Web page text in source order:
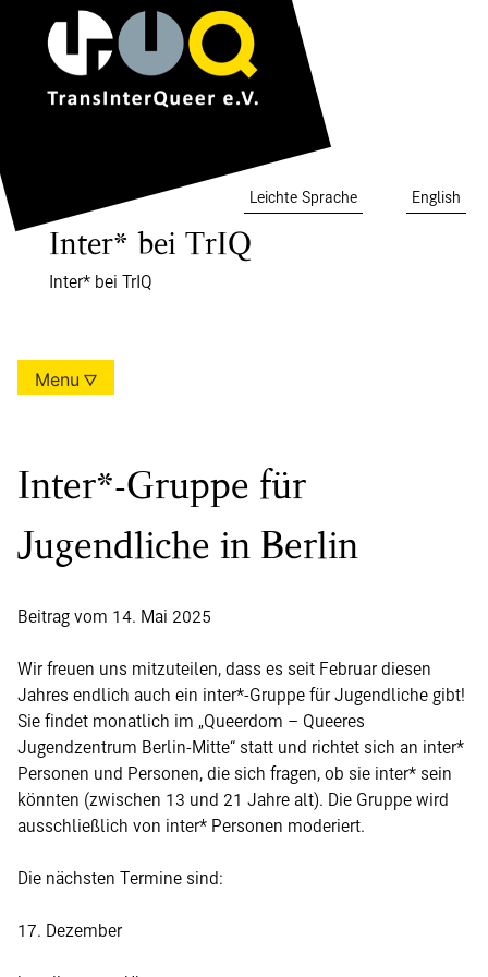
content
Inter* bei TrIQ
Inter* bei TrIQ
Leichte Sprache English
Menu
Inter*-Gruppe für
Jugendliche in Berlin
Beitrag vom 14. Mai 2025
Wir freuen uns mitzuteilen, dass es seit Februar diesen
Jahres endlich auch ein inter*-Gruppe für Jugendliche gibt!
Sie findet monatlich im „Queerdom – Queeres
Jugendzentrum Berlin-Mitte“ statt und richtet sich an inter*
Personen und Personen, die sich fragen, ob sie inter* sein
könnten (zwischen 13 und 21 Jahre alt). Die Gruppe wird
ausschließlich von inter* Personen moderiert.
Die nächsten Termine sind:
17. Dezember